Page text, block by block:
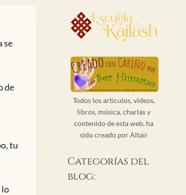
se
de
tu
lo
Todos los artículos, videos,
libros, música, charlas y
contenido de esta web, ha
sido creado por Altaïr
Categorías del
blog: